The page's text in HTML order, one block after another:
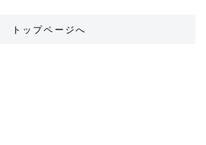
トップページへ